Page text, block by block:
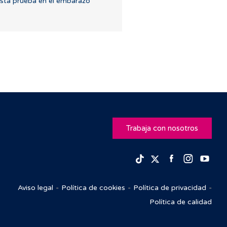
Trabaja con nosotros
TikTokTwitterFacebook
Aviso legal Política de cookies
Política de privacidad
Política de calidad